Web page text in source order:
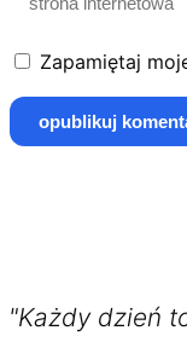
Zapamiętaj
"Każdy dzień